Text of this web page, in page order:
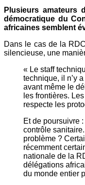
Plusieurs amateurs
démocratique du
africaines semblent
Dans le cas de la
silencieuse, une
« Le staff
technique, il n’y
avant même le
les frontières.
respecte les
Et de poursuivre
contrôle
problème ?
récemment
nationale de la
délégations
du monde entier